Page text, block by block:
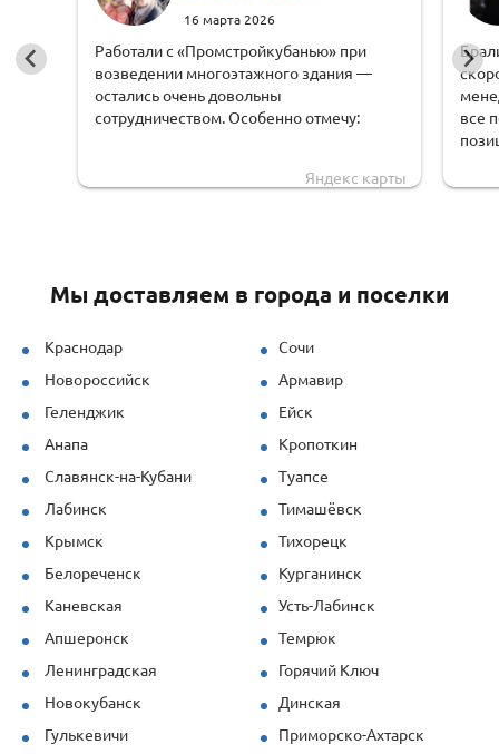
16 марта 2026
Работали с «Промстройкубанью» при
возведении многоэтажного здания —
остались очень довольны
сотрудничеством. Особенно отмечу:
специалисты быстро рассчитывали
Продукция (опалубка перекрытий и
стеновая) показала себя отлично даже
Яндекс карты
все
Мы доставляем в города и поселки
Краснодар
Сочи
Новороссийск
Армавир
Геленджик
Ейск
Анапа
Кропоткин
Славянск-на-Кубани
Туапсе
Лабинск
Тимашёвск
Крымск
Тихорецк
Белореченск
Курганинск
Каневская
Усть-Лабинск
Апшеронск
Темрюк
Ленинградская
Горячий Ключ
Новокубанск
Динская
Гулькевичи
Приморско-Ахтарск